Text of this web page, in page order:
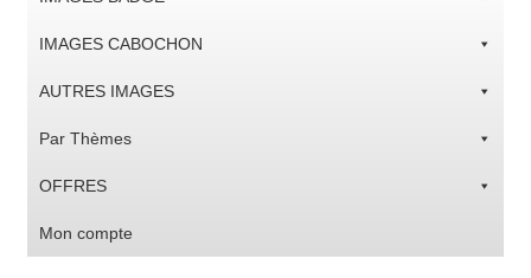
IMAGES CABOCHON
AUTRES IMAGES
Par Thèmes
OFFRES
Mon compte